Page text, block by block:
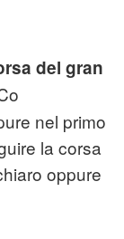
del gran
nel primo
la corsa
oppure